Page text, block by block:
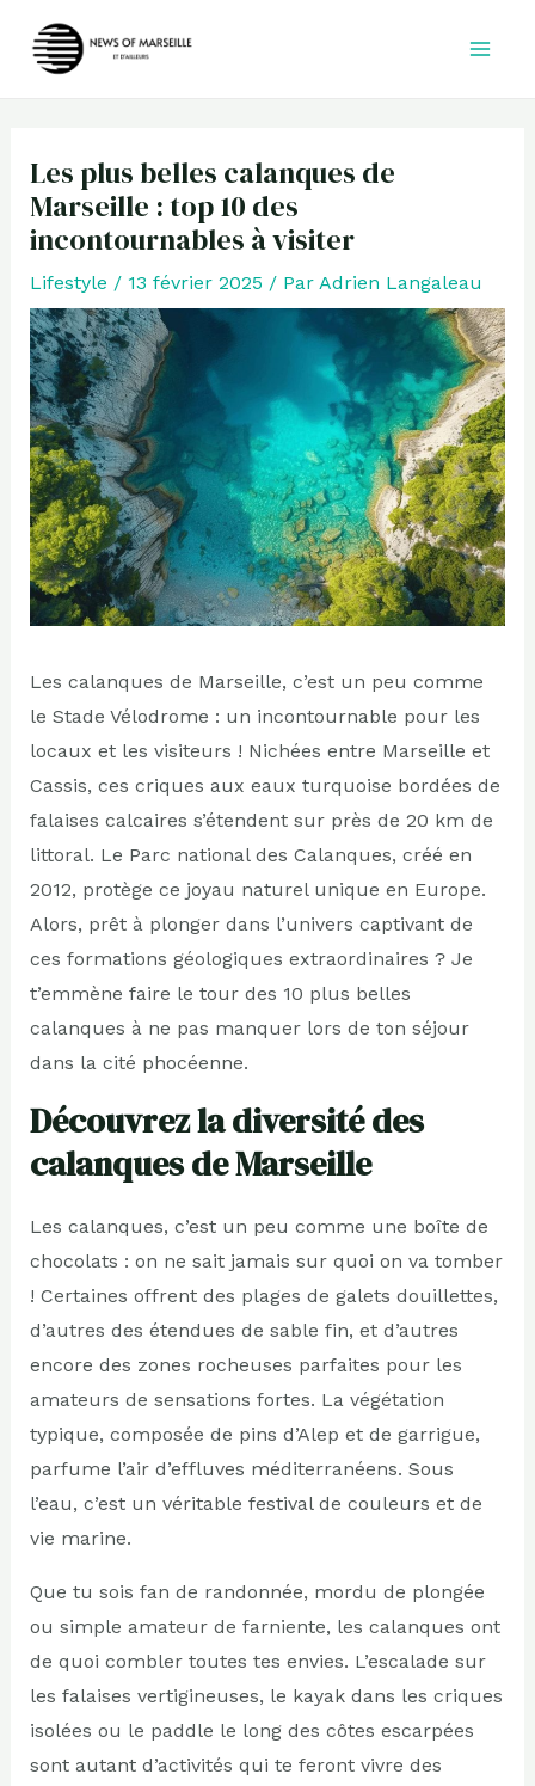
Les plus belles calanques de
Marseille : top 10 des
incontournables à visiter
Lifestyle / 13 février 2025 / Par Adrien Langaleau
Les calanques de Marseille, c’est un peu comme
le Stade Vélodrome : un incontournable pour les
locaux et les visiteurs ! Nichées entre Marseille et
Cassis, ces criques aux eaux turquoise bordées de
falaises calcaires s’étendent sur près de 20 km de
littoral. Le Parc national des Calanques, créé en
2012, protège ce joyau naturel unique en Europe.
Alors, prêt à plonger dans l’univers captivant de
ces formations géologiques extraordinaires ? Je
t’emmène faire le tour des 10 plus belles
calanques à ne pas manquer lors de ton séjour
dans la cité phocéenne.
Découvrez la diversité des
calanques de Marseille
Les calanques, c’est un peu comme une boîte de
chocolats : on ne sait jamais sur quoi on va tomber
! Certaines offrent des plages de galets douillettes,
d’autres des étendues de sable fin, et d’autres
encore des zones rocheuses parfaites pour les
amateurs de sensations fortes. La végétation
typique, composée de pins d’Alep et de garrigue,
parfume l’air d’effluves méditerranéens. Sous
l’eau, c’est un véritable festival de couleurs et de
vie marine.
Que tu sois fan de randonnée, mordu de plongée
ou simple amateur de farniente, les calanques ont
de quoi combler toutes tes envies. L’escalade sur
les falaises vertigineuses, le kayak dans les criques
isolées ou le paddle le long des côtes escarpées
sont autant d’activités qui te feront vivre des